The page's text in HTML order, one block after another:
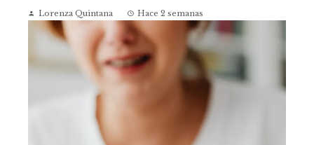
Lorenza Quintana Hace 2 semanas